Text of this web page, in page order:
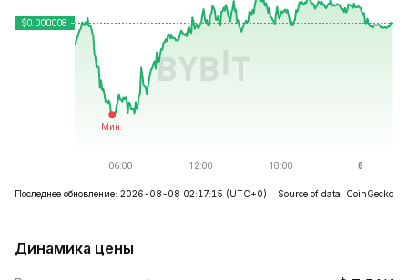
Последнее обновление: 2026-08-08 02:17:15 (UTC+0) Source of data: CoinGecko
Динамика цены